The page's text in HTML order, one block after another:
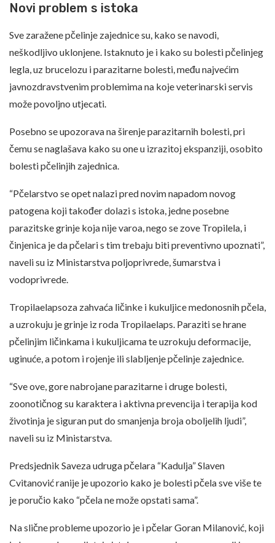
Novi problem s istoka
Sve zaražene pčelinje zajednice su, kako se navodi,
neškodljivo uklonjene. Istaknuto je i kako su bolesti pčelinjeg
legla, uz brucelozu i parazitarne bolesti, među najvećim
javnozdravstvenim problemima na koje veterinarski servis
može povoljno utjecati.
Posebno se upozorava na širenje parazitarnih bolesti, pri
čemu se naglašava kako su one u izrazitoj ekspanziji, osobito
bolesti pčelinjih zajednica.
“Pčelarstvo se opet nalazi pred novim napadom novog
patogena koji također dolazi s istoka, jedne posebne
parazitske grinje koja nije varoa, nego se zove Tropilela, i
činjenica je da pčelari s tim trebaju biti preventivno upoznati”,
naveli su iz Ministarstva poljoprivrede, šumarstva i
vodoprivrede.
Tropilaelapsoza zahvaća ličinke i kukuljice medonosnih pčela,
a uzrokuju je grinje iz roda Tropilaelaps. Paraziti se hrane
pčelinjim ličinkama i kukuljicama te uzrokuju deformacije,
uginuće, a potom i rojenje ili slabljenje pčelinje zajednice.
“Sve ove, gore nabrojane parazitarne i druge bolesti,
zoonotičnog su karaktera i aktivna prevencija i terapija kod
životinja je siguran put do smanjenja broja oboljelih ljudi”,
naveli su iz Ministarstva.
Predsjednik Saveza udruga pčelara “Kadulja” Slaven
Cvitanović ranije je upozorio kako je bolesti pčela sve više te
je poručio kako “pčela ne može opstati sama”.
Na slične probleme upozorio je i pčelar Goran Milanović, koji